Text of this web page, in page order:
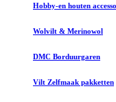
Hobby-en houten
Wolvilt & Merinowol
DMC Borduurgaren
Vilt Zelfmaak pakketten